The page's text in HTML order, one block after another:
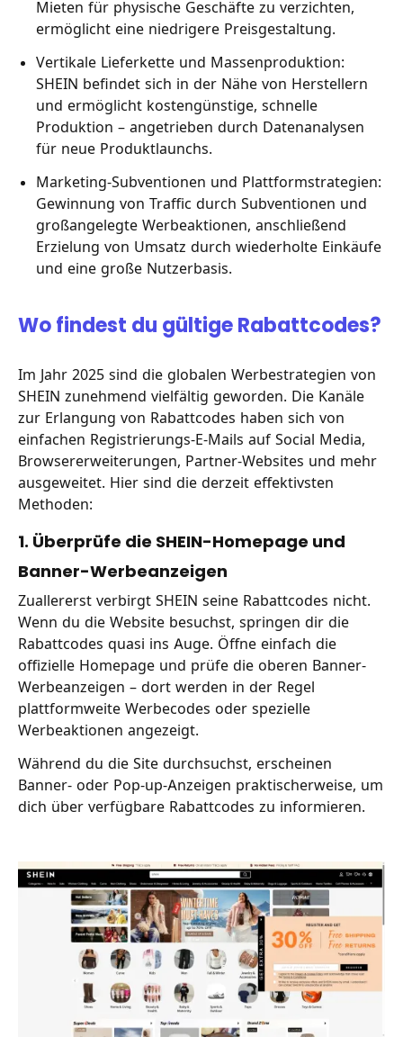
Mieten für physische Geschäfte zu verzichten,
ermöglicht eine niedrigere Preisgestaltung.
Vertikale Lieferkette und Massenproduktion:
SHEIN befindet sich in der Nähe von Herstellern
und ermöglicht kostengünstige, schnelle
Produktion – angetrieben durch Datenanalysen
für neue Produktlaunchs.
Marketing-Subventionen und Plattformstrategien:
Gewinnung von Traffic durch Subventionen und
großangelegte Werbeaktionen, anschließend
Erzielung von Umsatz durch wiederholte Einkäufe
und eine große Nutzerbasis.
Wo findest du gültige Rabattcodes?
Im Jahr 2025 sind die globalen Werbestrategien von
SHEIN zunehmend vielfältig geworden. Die Kanäle
zur Erlangung von Rabattcodes haben sich von
einfachen Registrierungs-E-Mails auf Social Media,
Browsererweiterungen, Partner-Websites und mehr
ausgeweitet. Hier sind die derzeit effektivsten
Methoden:
1. Überprüfe die SHEIN-Homepage und
Banner-Werbeanzeigen
Zuallererst verbirgt SHEIN seine Rabattcodes nicht.
Wenn du die Website besuchst, springen dir die
Rabattcodes quasi ins Auge. Öffne einfach die
offizielle Homepage und prüfe die oberen Banner-
Werbeanzeigen – dort werden in der Regel
plattformweite Werbecodes oder spezielle
Werbeaktionen angezeigt.
Während du die Site durchsuchst, erscheinen
Banner- oder Pop-up-Anzeigen praktischerweise, um
dich über verfügbare Rabattcodes zu informieren.